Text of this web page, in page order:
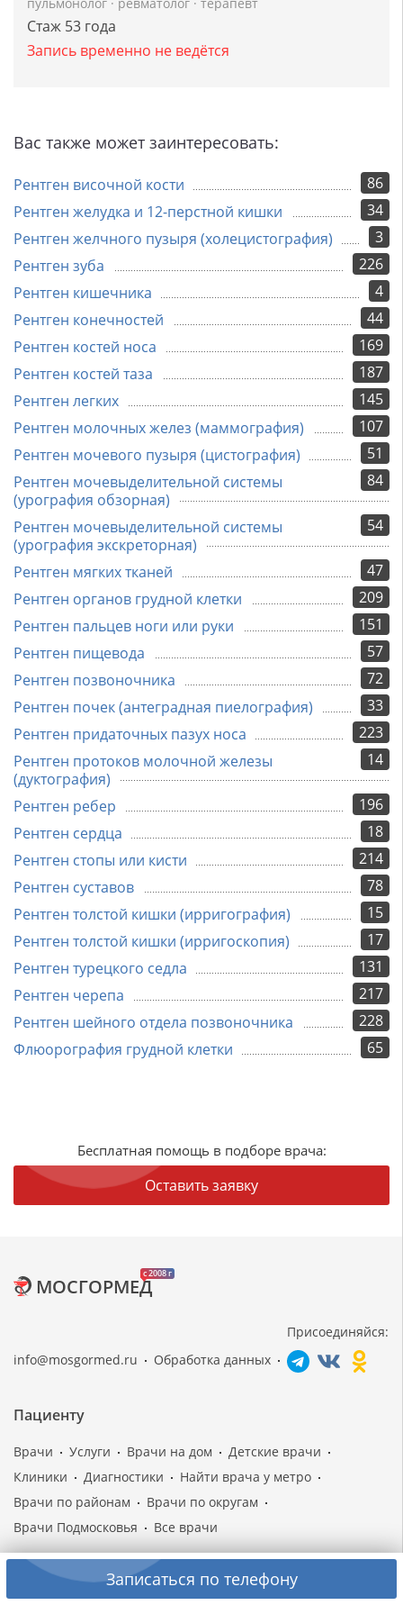
Стаж 53 года
Запись временно не ведётся
Вас также может заинтересовать:
86
Рентген височной кости
34
Рентген желудка и 12-перстной кишки
3
Рентген желчного пузыря (холецистография)
226
Рентген зуба
4
Рентген кишечника
44
Рентген конечностей
169
Рентген костей носа
187
Рентген костей таза
145
Рентген легких
107
Рентген молочных желез (маммография)
51
Рентген мочевого пузыря (цистография)
84
Рентген мочевыделительной системы
(урография обзорная)
54
Рентген мочевыделительной системы
(урография экскреторная)
47
Рентген мягких тканей
209
Рентген органов грудной клетки
151
Рентген пальцев ноги или руки
57
Рентген пищевода
72
Рентген позвоночника
33
Рентген почек (антеградная пиелография)
223
Рентген придаточных пазух носа
14
Рентген протоков молочной железы
(дуктография)
196
Рентген ребер
18
Рентген сердца
214
Рентген стопы или кисти
78
Рентген суставов
15
Рентген толстой кишки (ирригография)
17
Рентген толстой кишки (ирригоскопия)
131
Рентген турецкого седла
217
Рентген черепа
228
Рентген шейного отдела позвоночника
65
Флюорография грудной клетки
Записаться по телефону
Бесплатная помощь в подборе врача:
Оставить заявку
c 2008 г
МОСГОРМЕД
info@mosgormed.ru Обработка данных
Присоединяйся:
Пациенту
Врачи Услуги Врачи на дом
Детские врачи
Клиники
Диагностики
Найти врача у метро
Врачи по районам
Врачи по округам
Врачи Подмосковья
Все врачи
Сервис